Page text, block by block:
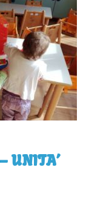
UNITA’